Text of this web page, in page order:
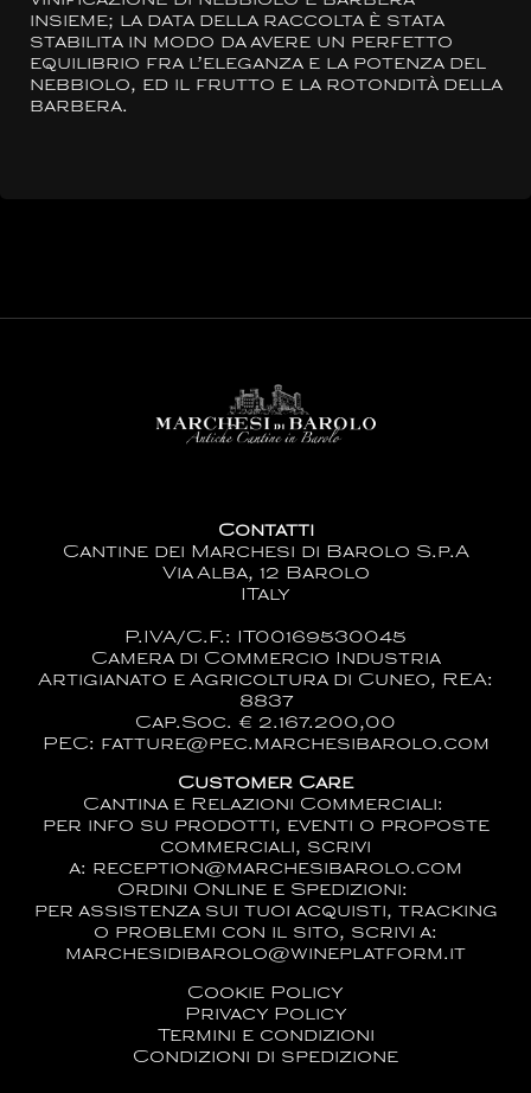
insieme; la data della raccolta è stata
stabilita in modo da avere un perfetto
equilibrio fra l’eleganza e la potenza del
nebbiolo, ed il frutto e la rotondità della
barbera.
Contatti
Cantine dei Marchesi di Barolo S.p.A
Via Alba, 12 Barolo
ITaly
P.IVA/C.F.: IT00169530045
Camera di Commercio Industria
Artigianato e Agricoltura di Cuneo, REA:
8837
Cap.Soc. € 2.167.200,00
PEC: fatture@pec.marchesibarolo.com
Customer Care
Cantina e Relazioni Commerciali:
per info su prodotti, eventi o proposte
commerciali, scrivi
a: reception@marchesibarolo.com
Ordini Online e Spedizioni:
per assistenza sui tuoi acquisti, tracking
o problemi con il sito, scrivi a:
marchesidibarolo@wineplatform.it
Cookie Policy
Privacy Policy
Termini e condizioni
Condizioni di spedizione